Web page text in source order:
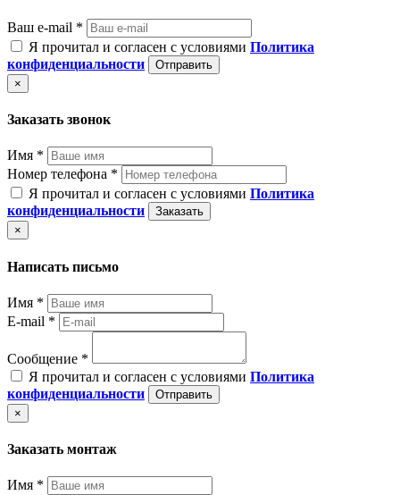
Ваш e-mail *
Я прочитал и согласен с условиями Политика
конфиденциальности
Отправить
×
Заказать звонок
Имя *
Номер телефона *
Я прочитал и согласен с условиями Политика
конфиденциальности
Заказать
×
Написать письмо
Имя *
E-mail *
Сообщение *
Я прочитал и согласен с условиями Политика
конфиденциальности
Отправить
×
Заказать монтаж
Имя *